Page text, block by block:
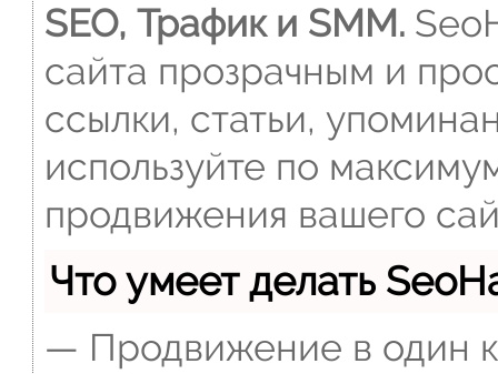
SEO, Трафик и SMM.
сайта прозрачным и
ссылки, статьи,
используйте по
продвижения вашего
Что умеет делать
— Продвижение в один